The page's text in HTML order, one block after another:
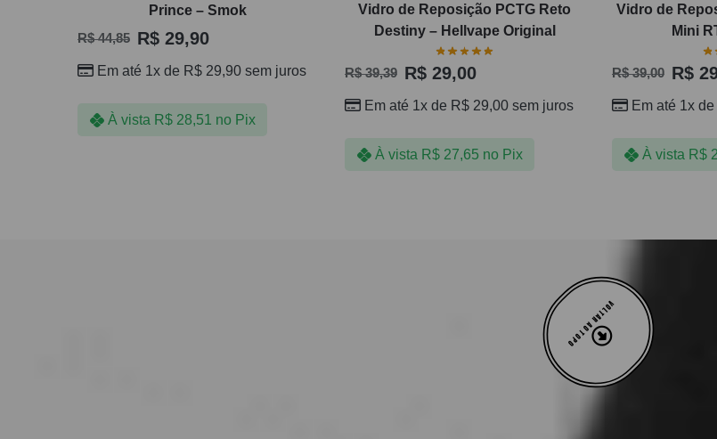
Prince – Smok
R$44,85 R$ 29,90
Em até 1x de R$ 29,90 sem juros
À vista R$28,51 no Pix
Vidro de Reposição PCTG Reto
Destiny – Hellvape Original
R$39,39 R$ 29,00
Em até 1x de R$ 29,00 sem juros
À vista R$27,65 no Pix
Vidro de
Mini
R$39,00 R$
Em até 1x de
À vista R$
VOLTAR AO TOPO